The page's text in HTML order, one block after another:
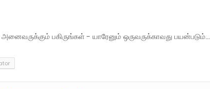
பகிருங்கள் - யாரேனும் ஒருவருக்காவது பயன்படும்...